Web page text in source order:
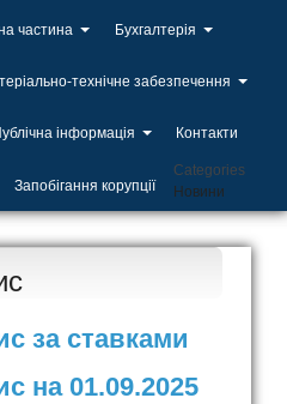
частина Бухгалтерія
технічне забезпечення
інформація Контакти
Запобігання корупції
Categories
Новини
за ставками
на 01.09.2025